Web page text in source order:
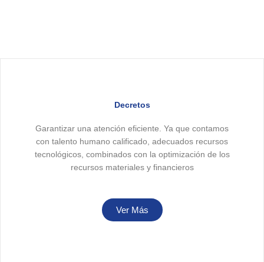
Decretos
Garantizar una atención eficiente. Ya que contamos
con talento humano calificado, adecuados recursos
tecnológicos, combinados con la optimización de los
recursos materiales y financieros
Ver Más